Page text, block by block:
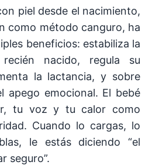
piel desde el nacimiento,
como método canguro, ha
beneficios: estabiliza la
nacido, regula su
la lactancia, y sobre
apego emocional. El bebé
tu voz y tu calor como
Cuando lo cargas, lo
le estás diciendo “el
seguro”.